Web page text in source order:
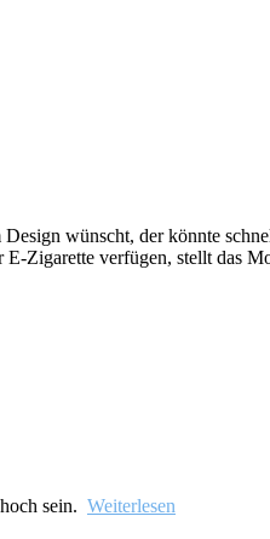
wünscht, der könnte
Zigarette verfügen, stellt das
sein. Weiterlesen